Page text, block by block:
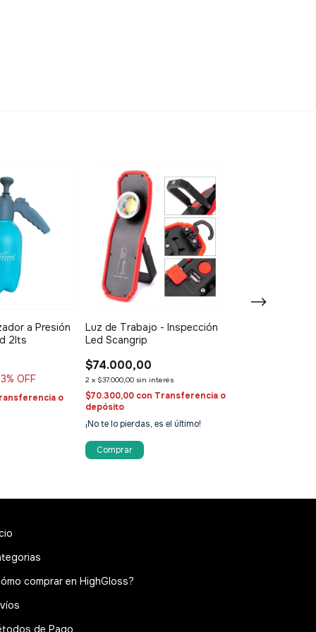
a Presión
2lts
% OFF
o
Luz de Trabajo - Inspección
Led Scangrip
$74.000,00
2 x $37.000,00 sin interés
$70.300,00 con Transferencia o
depósito
¡No te lo pierdas, es el último!
comprar en HighGloss?
de Pago